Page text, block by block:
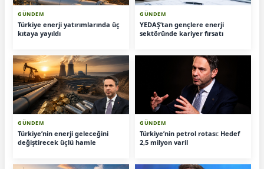
GÜNDEM
Türkiye enerji yatırımlarında üç
kıtaya yayıldı
GÜNDEM
YEDAŞ’tan gençlere enerji
sektöründe kariyer fırsatı
GÜNDEM
Türkiye’nin enerji geleceğini
değiştirecek üçlü hamle
GÜNDEM
Türkiye’nin petrol rotası: Hedef
2,5 milyon varil